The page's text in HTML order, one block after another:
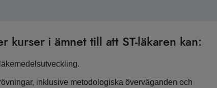
kurser i ämnet till att ST-läkaren kan:
inklusive metodologiska överväganden och